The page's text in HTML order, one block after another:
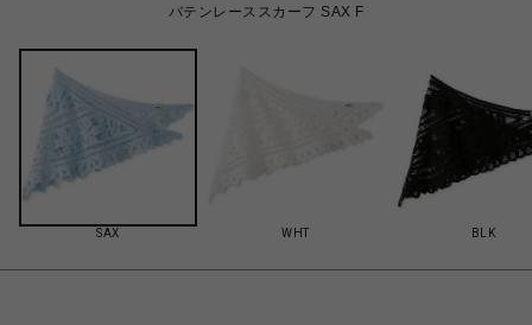
バテンレーススカーフ SAX F
SAX WHT BLK